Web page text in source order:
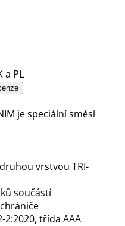
a PL
je speciální směsí
vrstvou TRI-
součástí
2:2020, třída AAA